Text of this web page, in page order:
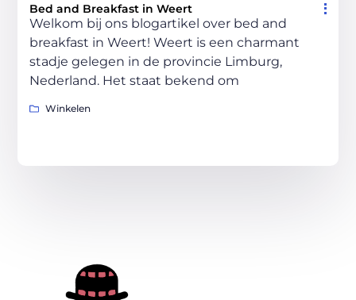
Bed and Breakfast in Weert
Welkom bij ons blogartikel over bed and
breakfast in Weert! Weert is een charmant
stadje gelegen in de provincie Limburg,
Nederland. Het staat bekend om
Winkelen